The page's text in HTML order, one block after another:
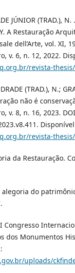
JÚNIOR (TRAD.), N.
Y. A Restauração
dell’Arte, vol. XI,
v. 6, n. 12, 2022.
revista-
(TRAD.), N.;
não é
v. 8, n. 16, 2023.
revista-
da Restauração.
alegoria do
II Congresso
dos Monumentos
uploads/